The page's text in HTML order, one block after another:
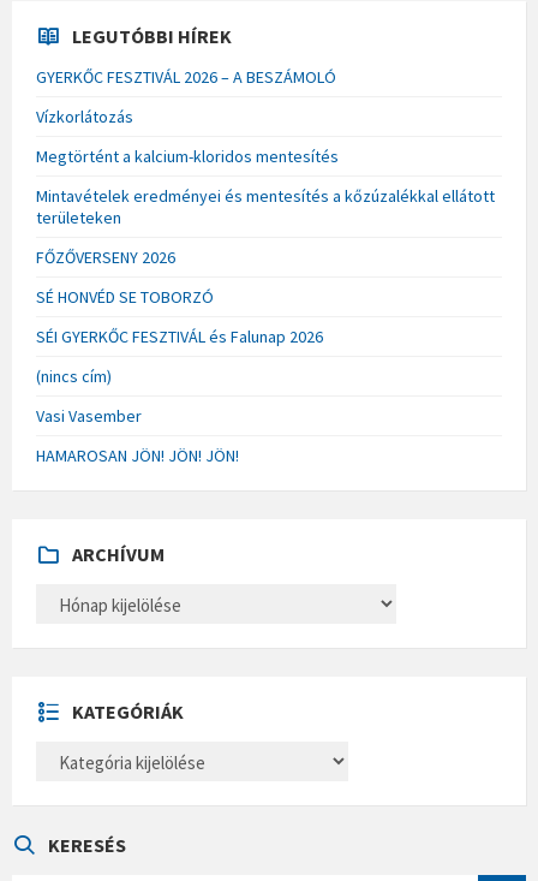
LEGUTÓBBI HÍREK
GYERKŐC FESZTIVÁL 2026 – A BESZÁMOLÓ
Vízkorlátozás
Megtörtént a kalcium-kloridos mentesítés
Mintavételek eredményei és mentesítés a kőzúzalékkal ellátott
területeken
FŐZŐVERSENY 2026
SÉ HONVÉD SE TOBORZÓ
SÉI GYERKŐC FESZTIVÁL és Falunap 2026
(nincs cím)
Vasi Vasember
HAMAROSAN JÖN! JÖN! JÖN!
ARCHÍVUM
H
U
M
KATEGÓRIÁK
E
KERESÉS